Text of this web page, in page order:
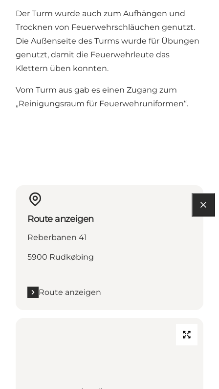
Der Turm wurde auch zum Aufhängen und
Trocknen von Feuerwehrschläuchen genutzt.
Die Außenseite des Turms wurde für Übungen
genutzt, damit die Feuerwehrleute das
Klettern üben konnten.
Vom Turm aus gab es einen Zugang zum
„Reinigungsraum für Feuerwehruniformen“.
Route anzeigen
Reberbanen 41
5900 Rudkøbing
Route anzeigen